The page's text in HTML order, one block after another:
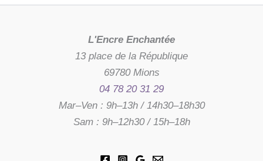
L'Encre Enchantée
13 place de la République
69780 Mions
04 78 20 31 29
Mar–Ven : 9h–13h / 14h30–18h30
Sam : 9h–12h30 / 15h–18h